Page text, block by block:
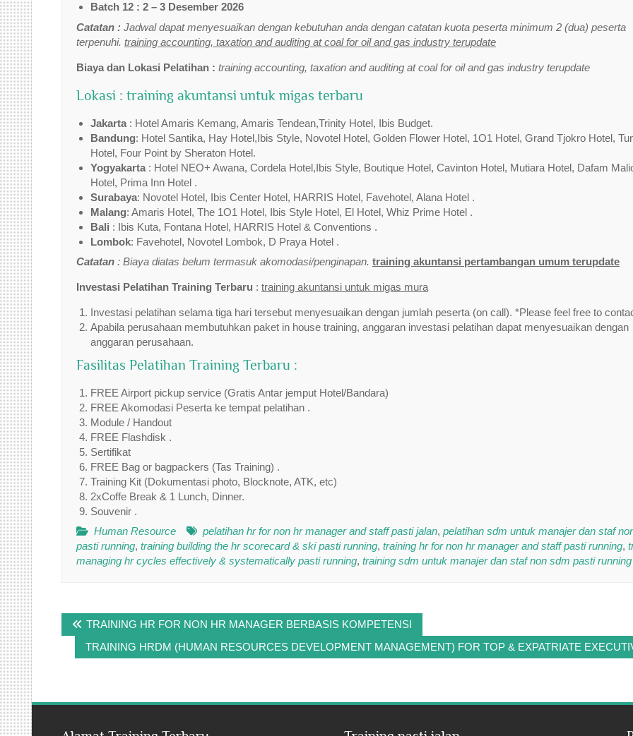
Batch 12 : 2 – 3 Desember 2026
Catatan : Jadwal dapat menyesuaikan dengan kebutuhan anda dengan catatan kuota peserta minimum 2 (dua) peserta
terpenuhi. training accounting, taxation and auditing at coal for oil and gas industry terupdate
Biaya dan Lokasi Pelatihan : training accounting, taxation and auditing at coal for oil and gas industry terupdate
Lokasi : training akuntansi untuk migas terbaru
Jakarta : Hotel Amaris Kemang, Amaris Tendean,Trinity Hotel, Ibis Budget.
Bandung: Hotel Santika, Hay Hotel,Ibis Style, Novotel Hotel, Golden Flower Hotel, 1O1 Hotel, Grand Tjokro Hotel,
Hotel, Four Point by Sheraton Hotel.
Yogyakarta : Hotel NEO+ Awana, Cordela Hotel,Ibis Style, Boutique Hotel, Cavinton Hotel, Mutiara Hotel, Dafam
Hotel, Prima Inn Hotel .
Surabaya: Novotel Hotel, Ibis Center Hotel, HARRIS Hotel, Favehotel, Alana Hotel .
Malang: Amaris Hotel, The 1O1 Hotel, Ibis Style Hotel, El Hotel, Whiz Prime Hotel .
Bali : Ibis Kuta, Fontana Hotel, HARRIS Hotel & Conventions .
Lombok: Favehotel, Novotel Lombok, D Praya Hotel .
Catatan : Biaya diatas belum termasuk akomodasi/penginapan. training akuntansi pertambangan umum terupdate
Investasi Pelatihan Training Terbaru : training akuntansi untuk migas mura
Investasi pelatihan selama tiga hari tersebut menyesuaikan dengan jumlah peserta (on call). *Please feel free to
Apabila perusahaan membutuhkan paket in house training, anggaran investasi pelatihan dapat menyesuaikan dengan
anggaran perusahaan.
Fasilitas Pelatihan Training Terbaru :
FREE Airport pickup service (Gratis Antar jemput Hotel/Bandara)
FREE Akomodasi Peserta ke tempat pelatihan .
Module / Handout
FREE Flashdisk .
Sertifikat
FREE Bag or bagpackers (Tas Training) .
Training Kit (Dokumentasi photo, Blocknote, ATK, etc)
2xCoffe Break & 1 Lunch, Dinner.
Souvenir .
Human Resource
pelatihan hr for non hr manager and staff pasti jalan, pelatihan sdm untuk manajer dan staf
pasti running, training building the hr scorecard & ski pasti running, training hr for non hr manager and staff pasti running,
managing hr cycles effectively & systematically pasti running, training sdm untuk manajer dan staf non sdm pasti running
Post
navigation
TRAINING HR FOR NON HR MANAGER BERBASIS KOMPETENSI
TRAINING HRDM (HUMAN RESOURCES DEVELOPMENT MANAGEMENT) FOR TOP & EXPATRIATE